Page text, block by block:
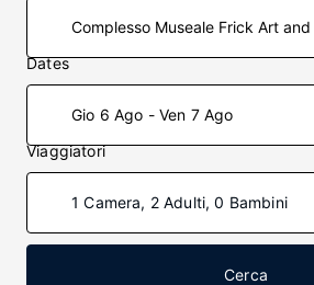
Dates
Gio 6 Ago - Ven 7 Ago
Viaggiatori
1 Camera, 2 Adulti, 0 Bambini
Cerca